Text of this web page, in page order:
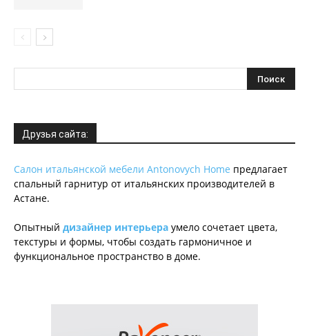
Друзья сайта:
Салон итальянской мебели Antonovych Home предлагает
спальный гарнитур от итальянских производителей в
Астане.
Опытный дизайнер интерьера умело сочетает цвета,
текстуры и формы, чтобы создать гармоничное и
функциональное пространство в доме.